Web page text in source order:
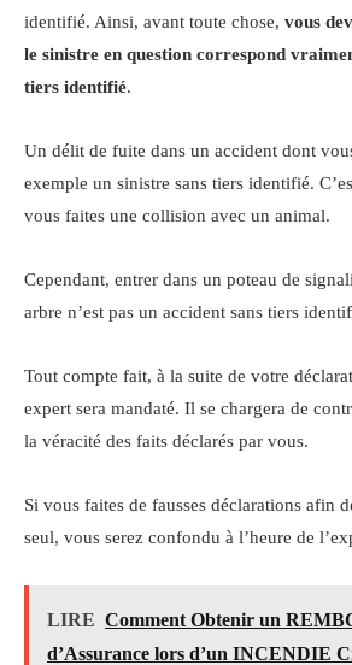
identifié. Ainsi, avant toute chose, vous
le sinistre en question correspond
tiers identifié.
Un délit de fuite dans un accident dont
exemple un sinistre sans tiers identifié.
vous faites une collision avec un animal.
Cependant, entrer dans un poteau de
arbre n’est pas un accident sans tiers
Tout compte fait, à la suite de votre
expert sera mandaté. Il se chargera de
la véracité des faits déclarés par vous.
Si vous faites de fausses déclarations afin
seul, vous serez confondu à l’heure de
LIRE Comment Obtenir un
d’Assurance lors d’un INCENDIE